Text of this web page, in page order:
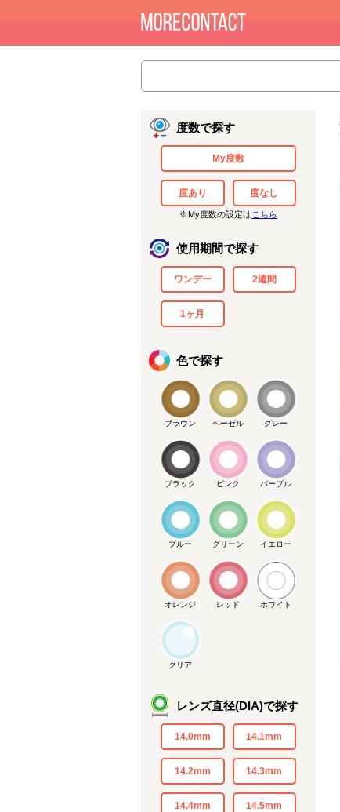
度数で探す
My度数
度あり 度なし
※My度数の設定は こちら
使用期間で探す
ワンデー 2週間
1ヶ月
色で探す
ブラウン ヘーゼル グレー
ブラック ピンク パープル
ブルー グリーン イエロー
オレンジ レッド ホワイト
クリア
レンズ直径(DIA)で探す
14.0mm 14.1mm
14.2mm 14.3mm
14.4mm 14.5mm